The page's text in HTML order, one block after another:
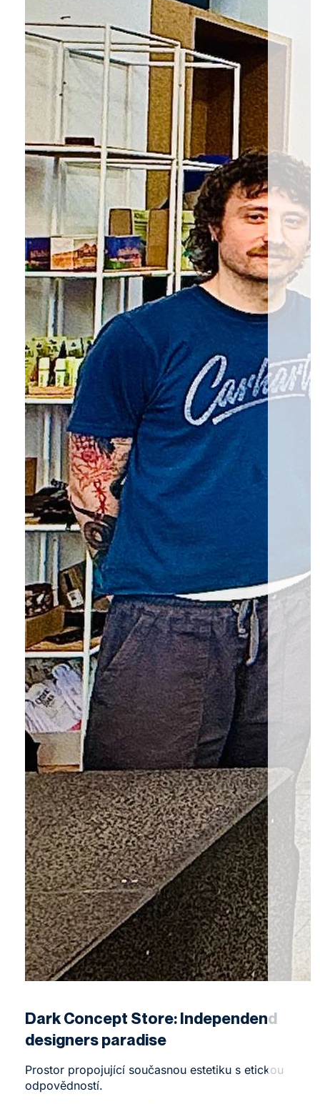
Dark Concept Store: Independend
designers paradise
Prostor propojující současnou estetiku s etickou
odpovědností.